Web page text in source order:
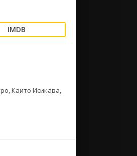
Каито Исикава,